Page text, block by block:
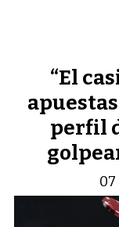
“El
perfil